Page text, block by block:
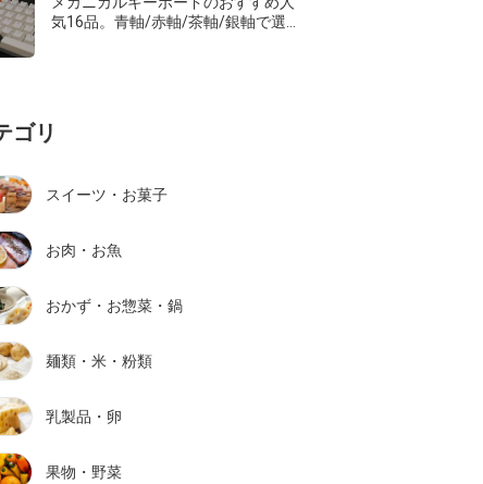
気16品。青軸/赤軸/茶軸/銀軸で選
ゴリ
スイーツ・お菓子
お肉・お魚
おかず・お惣菜・鍋
麺類・米・粉類
乳製品・卵
果物・野菜